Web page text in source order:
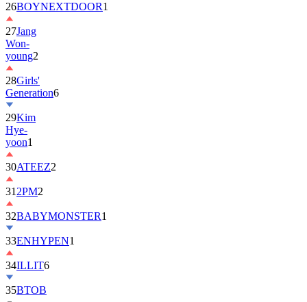
26BOYNEXTDOOR1
27Jang
Won-
young2
28Girls'
Generation6
29Kim
Hye-
yoon1
30ATEEZ2
31 2PM2
32BABYMONSTER1
33ENHYPEN1
34ILLIT6
35BTOB